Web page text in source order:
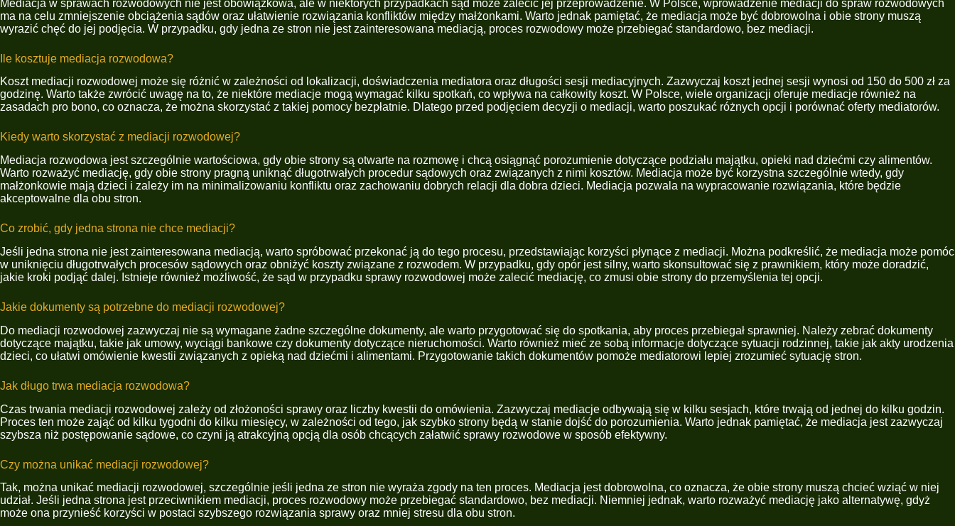
Mediacja w sprawach rozwodowych nie jest obowiązkowa, ale w niektórych przypadkach sąd może zalecić jej przeprowadzenie. W Polsce, wprowadzenie mediacji do spraw rozwodowych
ma na celu zmniejszenie obciążenia sądów oraz ułatwienie rozwiązania konfliktów między małżonkami. Warto jednak pamiętać, że mediacja może być dobrowolna i obie strony muszą
wyrazić chęć do jej podjęcia. W przypadku, gdy jedna ze stron nie jest zainteresowana mediacją, proces rozwodowy może przebiegać standardowo, bez mediacji.
Ile kosztuje mediacja rozwodowa?
Koszt mediacji rozwodowej może się różnić w zależności od lokalizacji, doświadczenia mediatora oraz długości sesji mediacyjnych. Zazwyczaj koszt jednej sesji wynosi od 150 do 500 zł za
godzinę. Warto także zwrócić uwagę na to, że niektóre mediacje mogą wymagać kilku spotkań, co wpływa na całkowity koszt. W Polsce, wiele organizacji oferuje mediacje również na
zasadach pro bono, co oznacza, że można skorzystać z takiej pomocy bezpłatnie. Dlatego przed podjęciem decyzji o mediacji, warto poszukać różnych opcji i porównać oferty mediatorów.
Kiedy warto skorzystać z mediacji rozwodowej?
Mediacja rozwodowa jest szczególnie wartościowa, gdy obie strony są otwarte na rozmowę i chcą osiągnąć porozumienie dotyczące podziału majątku, opieki nad dziećmi czy alimentów.
Warto rozważyć mediację, gdy obie strony pragną uniknąć długotrwałych procedur sądowych oraz związanych z nimi kosztów. Mediacja może być korzystna szczególnie wtedy, gdy
małżonkowie mają dzieci i zależy im na minimalizowaniu konfliktu oraz zachowaniu dobrych relacji dla dobra dzieci. Mediacja pozwala na wypracowanie rozwiązania, które będzie
akceptowalne dla obu stron.
Co zrobić, gdy jedna strona nie chce mediacji?
Jeśli jedna strona nie jest zainteresowana mediacją, warto spróbować przekonać ją do tego procesu, przedstawiając korzyści płynące z mediacji. Można podkreślić, że mediacja może pomóc
w uniknięciu długotrwałych procesów sądowych oraz obniżyć koszty związane z rozwodem. W przypadku, gdy opór jest silny, warto skonsultować się z prawnikiem, który może doradzić,
jakie kroki podjąć dalej. Istnieje również możliwość, że sąd w przypadku sprawy rozwodowej może zalecić mediację, co zmusi obie strony do przemyślenia tej opcji.
Jakie dokumenty są potrzebne do mediacji rozwodowej?
Do mediacji rozwodowej zazwyczaj nie są wymagane żadne szczególne dokumenty, ale warto przygotować się do spotkania, aby proces przebiegał sprawniej. Należy zebrać dokumenty
dotyczące majątku, takie jak umowy, wyciągi bankowe czy dokumenty dotyczące nieruchomości. Warto również mieć ze sobą informacje dotyczące sytuacji rodzinnej, takie jak akty urodzenia
dzieci, co ułatwi omówienie kwestii związanych z opieką nad dziećmi i alimentami. Przygotowanie takich dokumentów pomoże mediatorowi lepiej zrozumieć sytuację stron.
Jak długo trwa mediacja rozwodowa?
Czas trwania mediacji rozwodowej zależy od złożoności sprawy oraz liczby kwestii do omówienia. Zazwyczaj mediacje odbywają się w kilku sesjach, które trwają od jednej do kilku godzin.
Proces ten może zająć od kilku tygodni do kilku miesięcy, w zależności od tego, jak szybko strony będą w stanie dojść do porozumienia. Warto jednak pamiętać, że mediacja jest zazwyczaj
szybsza niż postępowanie sądowe, co czyni ją atrakcyjną opcją dla osób chcących załatwić sprawy rozwodowe w sposób efektywny.
Czy można unikać mediacji rozwodowej?
Tak, można unikać mediacji rozwodowej, szczególnie jeśli jedna ze stron nie wyraża zgody na ten proces. Mediacja jest dobrowolna, co oznacza, że obie strony muszą chcieć wziąć w niej
udział. Jeśli jedna strona jest przeciwnikiem mediacji, proces rozwodowy może przebiegać standardowo, bez mediacji. Niemniej jednak, warto rozważyć mediację jako alternatywę, gdyż
może ona przynieść korzyści w postaci szybszego rozwiązania sprawy oraz mniej stresu dla obu stron.